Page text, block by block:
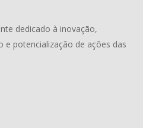
dedicado à inovação,
e potencialização de ações das